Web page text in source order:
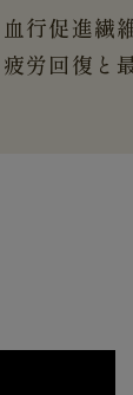
血行促進繊
疲労回復と